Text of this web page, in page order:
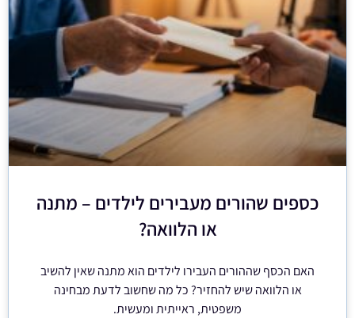
כספים שהורים מעבירים לילדים – מתנה
או הלוואה?
האם הכסף שההורים העבירו לילדים הוא מתנה שאין להשיב
או הלוואה שיש להחזיר? כל מה שחשוב לדעת מבחינה
משפטית, ראייתית ומעשית.